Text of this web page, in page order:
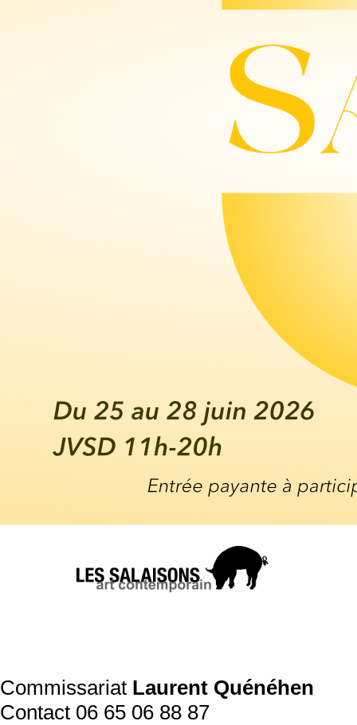
Commissariat Laurent Quénéhen
Contact 06 65 06 88 87